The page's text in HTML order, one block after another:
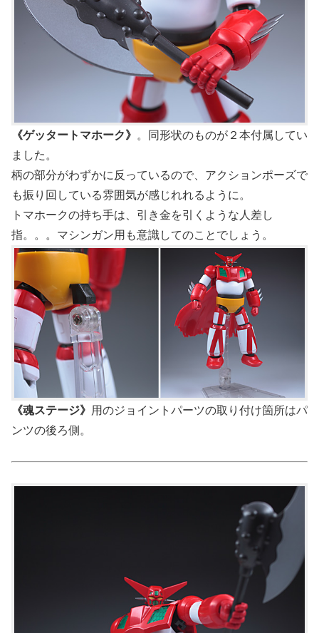
《ゲッタートマホーク》 。同形状のものが２本付属してい
ました。
柄の部分がわずかに反っているので、アクションポーズで
も振り回している雰囲気が感じれれるように。
トマホークの持ち手は、引き金を引くような人差し
指。。。マシンガン用も意識してのことでしょう。
《魂ステージ》 用のジョイントパーツの取り付け箇所はパ
ンツの後ろ側。